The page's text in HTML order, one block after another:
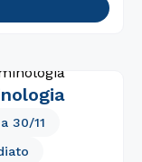
a 30/11